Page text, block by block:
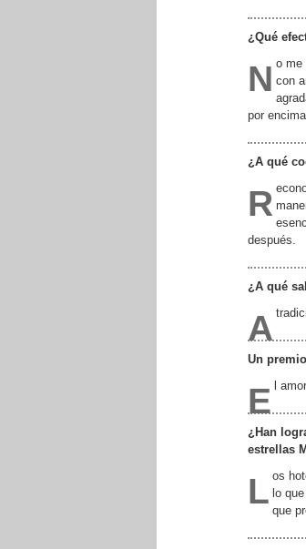
¿Qué
N o me
con
por
¿A qué
R
después.
¿A qué
A
Un
E l
¿Han
estrellas
L os
lo
que